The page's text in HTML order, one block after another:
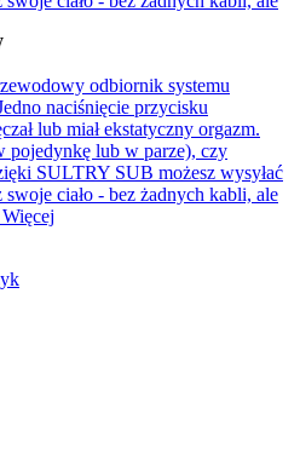
odbiornik systemu
naciśnięcie przycisku
lub miał ekstatyczny orgazm.
pojedynkę lub w parze), czy
SULTRY SUB możesz wysyłać
ciało - bez żadnych kabli, ale
Więcej